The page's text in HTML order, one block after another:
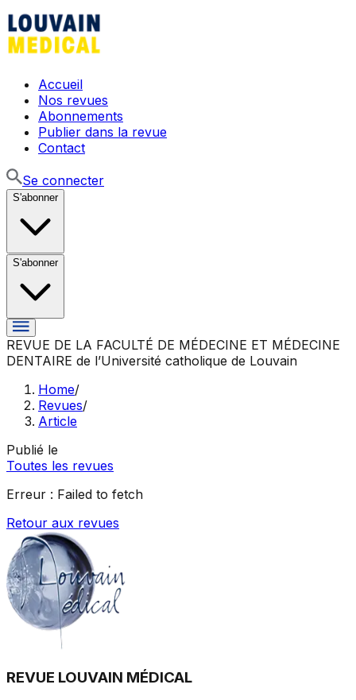
Accueil
Nos revues
Abonnements
Publier dans la revue
Contact
Se connecter
S'abonner
S'abonner
REVUE DE LA FACULTÉ DE MÉDECINE ET MÉDECINE
DENTAIRE de l’Université catholique de Louvain
Home/
Revues/
Article
Publié le
Toutes les revues
Erreur : Failed to fetch
Retour aux revues
REVUE LOUVAIN MÉDICAL